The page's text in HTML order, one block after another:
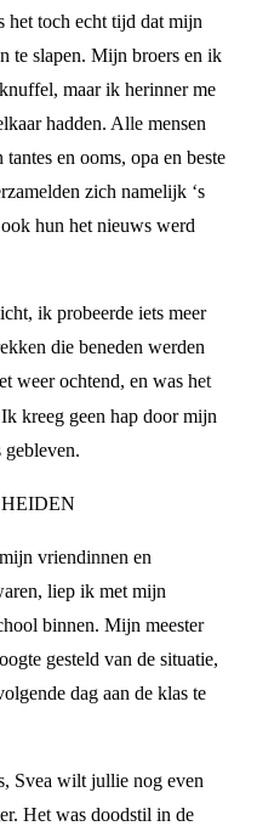
het toch echt tijd dat mijn
te slapen. Mijn broers en ik
maar ik herinner me
hadden. Alle mensen
en ooms, opa en beste
zich namelijk ‘s
hun het nieuws werd
ik probeerde iets meer
die beneden werden
weer ochtend, en was het
kreeg geen hap door mijn
gebleven.
vriendinnen en
liep ik met mijn
binnen. Mijn meester
gesteld van de situatie,
dag aan de klas te
Svea wilt jullie nog even
Het was doodstil in de